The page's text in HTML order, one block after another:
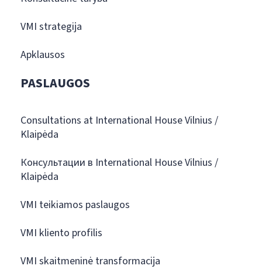
VMI strategija
Apklausos
PASLAUGOS
Consultations at International House Vilnius /
Klaipėda
Консультации в International House Vilnius /
Klaipėda
VMI teikiamos paslaugos
VMI kliento profilis
VMI skaitmeninė transformacija